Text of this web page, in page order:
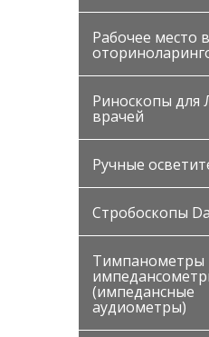
Рабочее место
Риноскопы для
врачей
Ручные
Стробоскопы
Тимпанометры
(импедансные
аудиометры)